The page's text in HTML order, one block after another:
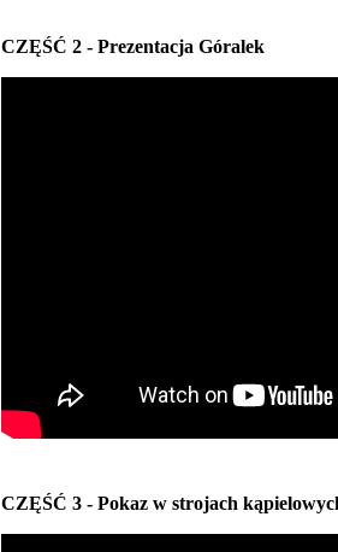
CZĘŚĆ 2 - Prezentacja Góralek
CZĘŚĆ 3 - Pokaz w strojach